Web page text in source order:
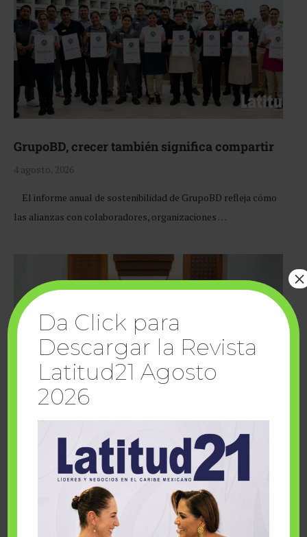
GrupoBD, crecer también significa compartir
4 agosto, 2026
El informe anual de sostenibilidad de GrupoBD refleja cómo
las alianzas con colaboradores, organizaciones …
Cuando la solidaridad inspira; cumplen
sueños Fairmont Mayakoba y Make-A-Wish
Da Click para
Descargar la Revista
Latitud21 Agosto
2026
×